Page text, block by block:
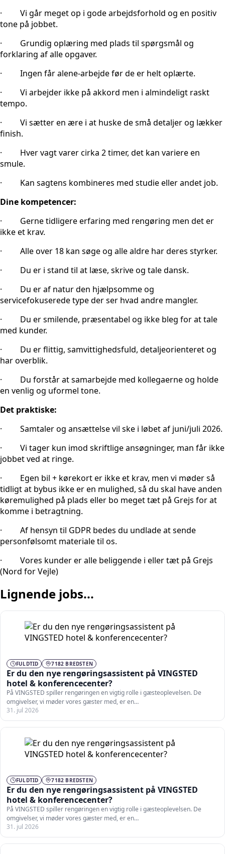
· Vi går meget op i gode arbejdsforhold og en positiv
tone på jobbet.
· Grundig oplæring med plads til spørgsmål og
forklaring af alle opgaver.
· Ingen får alene-arbejde før de er helt oplærte.
· Vi arbejder ikke på akkord men i almindeligt raskt
tempo.
· Vi sætter en ære i at huske de små detaljer og lækker
finish.
· Hver vagt varer cirka 2 timer, det kan variere en
smule.
· Kan sagtens kombineres med studie eller andet job.
Dine kompetencer:
· Gerne tidligere erfaring med rengøring men det er
ikke et krav.
· Alle over 18 kan søge og alle aldre har deres styrker.
· Du er i stand til at læse, skrive og tale dansk.
· Du er af natur den hjælpsomme og
servicefokuserede type der ser hvad andre mangler.
· Du er smilende, præsentabel og ikke bleg for at tale
med kunder.
· Du er flittig, samvittighedsfuld, detaljeorienteret og
har overblik.
· Du forstår at samarbejde med kollegaerne og holde
en venlig og uformel tone.
Det praktiske:
· Samtaler og ansættelse vil ske i løbet af juni/juli 2026.
· Vi tager kun imod skriftlige ansøgninger, man får ikke
jobbet ved at ringe.
· Egen bil + kørekort er ikke et krav, men vi møder så
tidligt at bybus ikke er en mulighed, så du skal have anden
køremulighed på plads eller bo meget tæt på Grejs for at
komme i betragtning.
· Af hensyn til GDPR bedes du undlade at sende
personfølsomt materiale til os.
· Vores kunder er alle beliggende i eller tæt på Grejs
(Nord for Vejle)
Lignende jobs...
FULDTID 7182 BREDSTEN
Er du den nye rengøringsassistent på VINGSTED
hotel & konferencecenter?
På VINGSTED spiller rengøringen en vigtig rolle i gæsteoplevelsen. De
omgivelser, vi møder vores gæster med, er en…
31. jul 2026
FULDTID 7182 BREDSTEN
Er du den nye rengøringsassistent på VINGSTED
hotel & konferencecenter?
På VINGSTED spiller rengøringen en vigtig rolle i gæsteoplevelsen. De
omgivelser, vi møder vores gæster med, er en…
31. jul 2026